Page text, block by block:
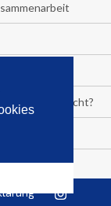
vervierfacht?